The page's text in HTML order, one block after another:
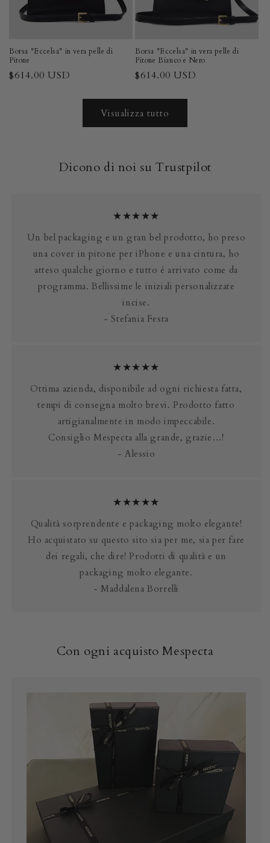
Borsa "Eccelsa" in vera pelle di
Pitone
Prezzo
$614.00 USD
Borsa "Eccelsa" in vera pelle di
Pitone Bianco e Nero
Prezzo
$614.00 USD
Visualizza tutto
Dicono di noi su Trustpilot
★★★★★
Un bel packaging e un gran bel prodotto, ho preso
una cover in pitone per iPhone e una cintura, ho
atteso qualche giorno e tutto é arrivato come da
programma. Bellissime le iniziali personalizzate
incise.
- Stefania Festa
★★★★★
Ottima azienda, disponibile ad ogni richiesta fatta,
tempi di consegna molto brevi. Prodotto fatto
artigianalmente in modo impeccabile.
Consiglio Mespecta alla grande, grazie…!
- Alessio
★★★★★
Qualità sorprendente e packaging molto elegante!
Ho acquistato su questo sito sia per me, sia per fare
dei regali, che dire! Prodotti di qualità e un
packaging molto elegante.
- Maddalena Borrelli
Con ogni acquisto Mespecta